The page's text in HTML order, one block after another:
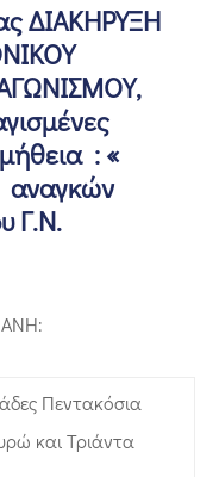
ΔΙΑΚΗΡΥΞΗ
: «
Γ.Ν.
Πεντακόσια
και Τριάντα